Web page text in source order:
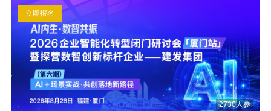
立即报名
2730人参